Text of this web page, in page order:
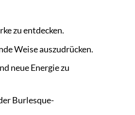
zu entdecken.
Weise auszudrücken.
neue Energie zu
Burlesque-